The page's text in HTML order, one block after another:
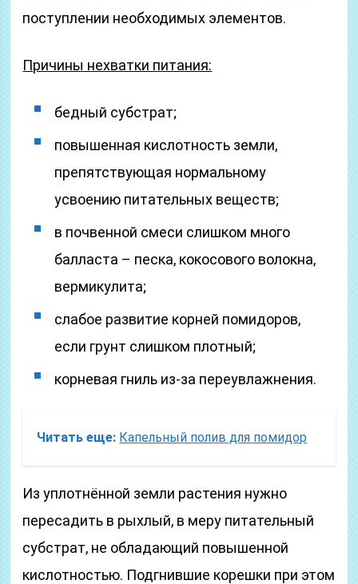
поступлении необходимых элементов.
Причины нехватки питания:
бедный субстрат;
повышенная кислотность земли,
препятствующая нормальному
усвоению питательных веществ;
в почвенной смеси слишком много
балласта – песка, кокосового волокна,
вермикулита;
слабое развитие корней помидоров,
если грунт слишком плотный;
корневая гниль из-за переувлажнения.
Читать еще: Капельный полив для помидор
Из уплотнённой земли растения нужно
пересадить в рыхлый, в меру питательный
субстрат, не обладающий повышенной
кислотностью. Подгнившие корешки при этом